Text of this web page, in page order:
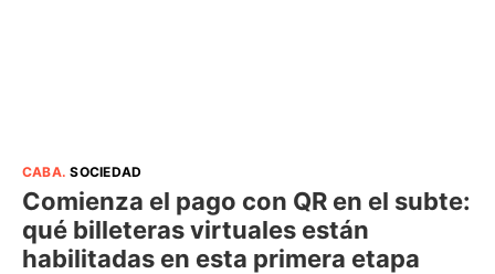
CABA.SOCIEDAD
Comienza el pago con QR en el subte:
qué billeteras virtuales están
habilitadas en esta primera etapa